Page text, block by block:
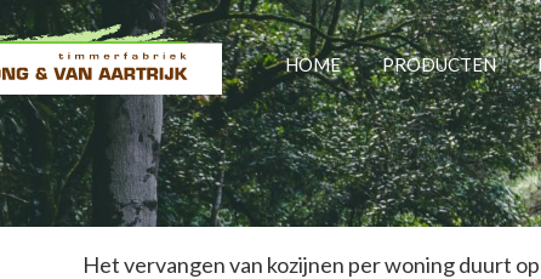
HOME PRODUCTEN
tijd kost het
Thomas
Het vervangen van kozijnen per woning duurt